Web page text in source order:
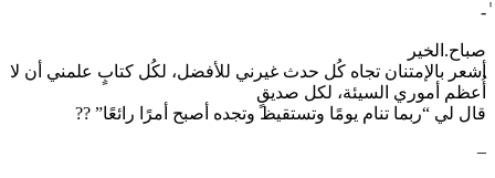
ٰ-
صباح.الخير
‏أشعر بالإمتنان تجاه كُل حدث غيرني للأفضل، لكُل كتابٍ علمني أن لا
أُعظم أموري السيئة، لكل صديقٍ
قال لي “ربما تنام يومًا وتستقيظ وتجده أصبح أمرًا رائعًا” ??
–